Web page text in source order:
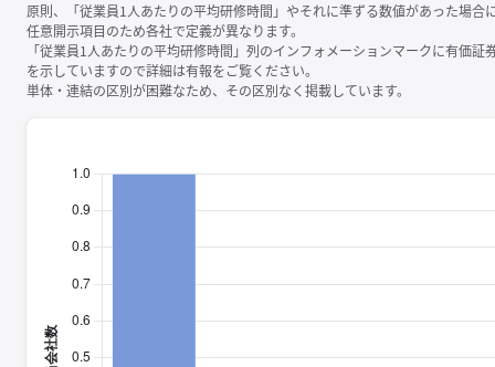
原則、「従業員1人あたりの平均研修時間」やそれに準ずる数値があった場合
任意開示項目のため各社で定義が異なります。
「従業員1人あたりの平均研修時間」列のインフォメーションマークに有価証
を示していますので詳細は有報をご覧ください。
単体・連結の区別が困難なため、その区別なく掲載しています。